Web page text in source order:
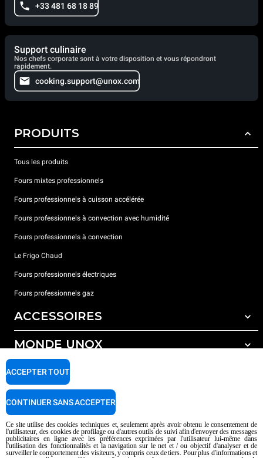
+33 481 68 18 89
Support culinaire
Nos chefs corporate sont à votre disposition et vous répondront
rapidement.
cooking.support@unox.com
PRODUITS
Tous les produits
Fours mixtes professionnels
Fours professionnels à cuisson accélérée
Fours professionnels à convection avec humidité
Fours professionnels à convection
Le Frigo Chaud
Fours professionnels électriques
Fours professionnels gaz
ACCESSOIRES
Tous les accessoires
Détergents pour lavage automatique
Détergents pour lavage manuel
Traitement de l'eau avec filtres à résine
MONDE UNOX
Nos bureaux dans le monde
SUPPORT
Garantie Unox
Trouver les Centres SAV
AI Content Disclaimer
Privacy policy Cookie policy
Ce site utilise des cookies techniques et, seulement après avoir obtenu le consentement de
l'utilisateur, des cookies de profilage ou d'autres outils de suivi afin d'envoyer des messages
publicitaires en ligne avec les préférences exprimées par l'utilisateur lui-même dans
l'utilisation des fonctionnalités et la navigation sur le net et / ou objectif d'analyser et de
surveiller le comportement des visiteurs, y compris ceux de tiers. Pour plus d'informations et
ACCEPTER TOUT
CONTINUER SANS ACCEPTER